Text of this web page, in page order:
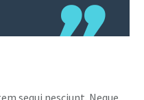
sequi nesciunt. Neque